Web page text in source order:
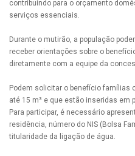
contribuindo para o orçamento
serviços essenciais.
Durante o mutirão, a população
receber orientações sobre o
diretamente com a equipe da
Podem solicitar o benefício
até 15 m³ e que estão inseridas em
Para participar, é necessário
residência, número do NIS (Bolsa
titularidade da ligação de água.